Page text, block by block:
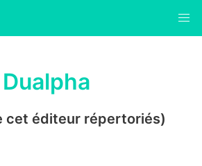
Dualpha
cet éditeur répertoriés)